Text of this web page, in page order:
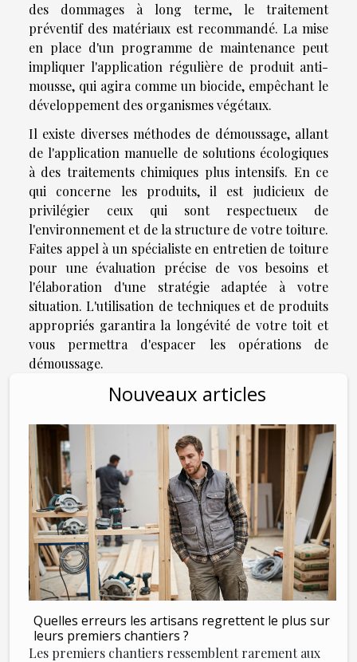
des dommages à long terme, le traitement
préventif des matériaux est recommandé. La mise
en place d'un programme de maintenance peut
impliquer l'application régulière de produit anti-
mousse, qui agira comme un biocide, empêchant le
développement des organismes végétaux.
Il existe diverses méthodes de démoussage, allant
de l'application manuelle de solutions écologiques
à des traitements chimiques plus intensifs. En ce
qui concerne les produits, il est judicieux de
privilégier ceux qui sont respectueux de
l'environnement et de la structure de votre toiture.
Faites appel à un spécialiste en entretien de toiture
pour une évaluation précise de vos besoins et
l'élaboration d'une stratégie adaptée à votre
situation. L'utilisation de techniques et de produits
appropriés garantira la longévité de votre toit et
vous permettra d'espacer les opérations de
démoussage.
Nouveaux articles
Quelles erreurs les artisans regrettent le plus sur
leurs premiers chantiers ?
Les premiers chantiers ressemblent rarement aux